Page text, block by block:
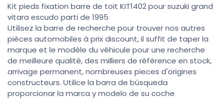
Kit pieds fixation barre de toit KIT1402 pour suzuki grand
vitara escudo parti de 1995
Utilisez la barre de recherche pour trouver nos autres
pièces automobiles à prix discount, il suffit de taper la
marque et le modèle du véhicule pour une recherche
de meilleure qualité, des milliers de référence en stock,
arrivage permanent, nombreuses pieces d'origines
constructeurs. Utilice la barra de búsqueda
proporcionar la marca y modelo de su coche